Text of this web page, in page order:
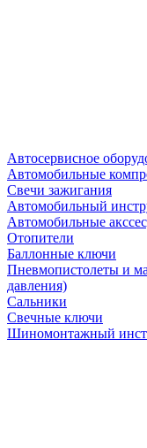
Автосервисное
Автомобильные
Свечи зажигания
Автомобильный
Автомобильные
Отопители
Баллонные ключи
Пневмопистолеты и
давления)
Сальники
Свечные ключи
Шиномонтажный